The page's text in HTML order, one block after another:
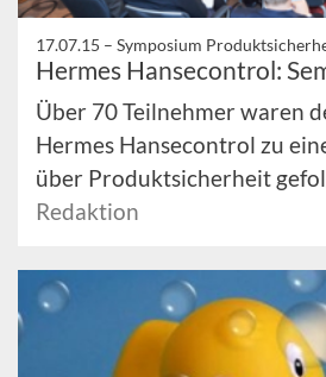
17.07.15 – Symposium
Hermes Hansecontrol:
Über 70 Teilnehmer waren
Hermes Hansecontrol zu
über Produktsicherheit
Redaktion